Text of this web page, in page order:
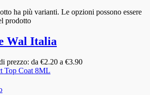
ha più varianti. Le opzioni possono essere
prodotto
Wal Italia
prezzo: da €2.20 a €3.90